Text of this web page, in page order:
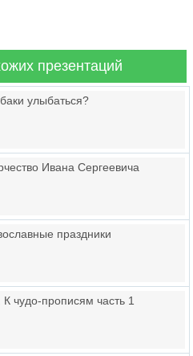
презентаций
улыбаться?
Ивана Сергеевича
праздники
чудо-прописям часть 1